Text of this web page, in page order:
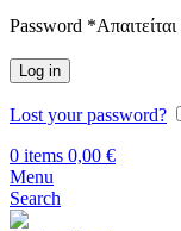
Password *Απαιτείται
Log in
Lost your password?
0 items 0,00 €
Menu
Search